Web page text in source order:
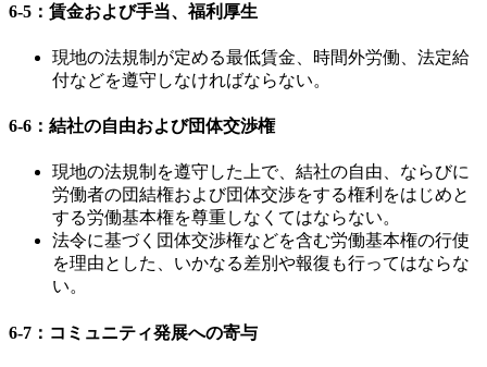
6-5：賃金および手当、福利厚生
現地の法規制が定める最低賃金、時間外労働、法定給
付などを遵守しなければならない。
6-6：結社の自由および団体交渉権
現地の法規制を遵守した上で、結社の自由、ならびに
労働者の団結権および団体交渉をする権利をはじめと
する労働基本権を尊重しなくてはならない。
法令に基づく団体交渉権などを含む労働基本権の行使
を理由とした、いかなる差別や報復も行ってはならな
い。
6-7：コミュニティ発展への寄与